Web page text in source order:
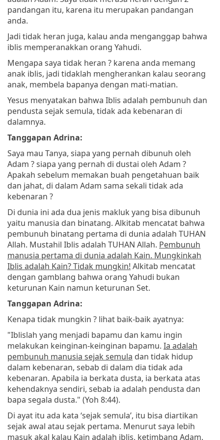
pandangan itu, karena itu merupakan pandangan
anda.
Jadi tidak heran juga, kalau anda menganggap bahwa
iblis memperanakkan orang Yahudi.
Mengapa saya tidak heran ? karena anda memang
anak iblis, jadi tidaklah mengherankan kalau seorang
anak, membela bapanya dengan mati-matian.
Yesus menyatakan bahwa Iblis adalah pembunuh dan
pendusta sejak semula, tidak ada kebenaran di
dalamnya.
Tanggapan Adrina:
Saya mau Tanya, siapa yang pernah dibunuh oleh
Adam ? siapa yang pernah di dustai oleh Adam ?
Apakah sebelum memakan buah pengetahuan baik
dan jahat, di dalam Adam sama sekali tidak ada
kebenaran ?
Di dunia ini ada dua jenis makluk yang bisa dibunuh
yaitu manusia dan binatang. Alkitab mencatat bahwa
pembunuh binatang pertama di dunia adalah TUHAN
Allah. Mustahil Iblis adalah TUHAN Allah. Pembunuh
manusia pertama di dunia adalah Kain. Mungkinkah
Iblis adalah Kain? Tidak mungkin! Alkitab mencatat
dengan gamblang bahwa orang Yahudi bukan
keturunan Kain namun keturunan Set.
Tanggapan Adrina:
Kenapa tidak mungkin ? lihat baik-baik ayatnya:
"Iblislah yang menjadi bapamu dan kamu ingin
melakukan keinginan-keinginan bapamu. Ia adalah
pembunuh manusia sejak semula dan tidak hidup
dalam kebenaran, sebab di dalam dia tidak ada
kebenaran. Apabila ia berkata dusta, ia berkata atas
kehendaknya sendiri, sebab ia adalah pendusta dan
bapa segala dusta." (Yoh 8:44).
Di ayat itu ada kata ‘sejak semula’, itu bisa diartikan
sejak awal atau sejak pertama. Menurut saya lebih
masuk akal kalau Kain adalah iblis, ketimbang Adam.